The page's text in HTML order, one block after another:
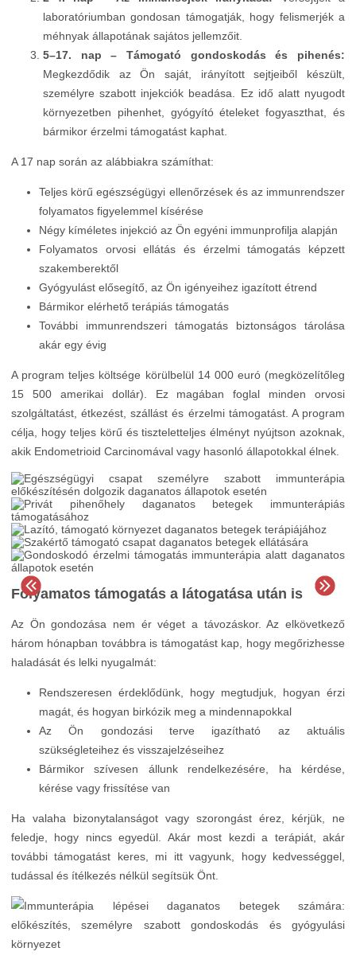
laboratóriumban gondosan támogatják, hogy felismerjék a
méhnyak állapotának sajátos jellemzőit.
5–17. nap – Támogató gondoskodás és pihenés:
Megkezdődik az Ön saját, irányított sejtjeiből készült,
személyre szabott injekciók beadása. Ez idő alatt nyugodt
környezetben pihenhet, gyógyító ételeket fogyaszthat, és
bármikor érzelmi támogatást kaphat.
A 17 nap során az alábbiakra számíthat:
Teljes körű egészségügyi ellenőrzések és az immunrendszer
folyamatos figyelemmel kísérése
Négy kíméletes injekció az Ön egyéni immunprofilja alapján
Folyamatos orvosi ellátás és érzelmi támogatás képzett
szakemberektől
Gyógyulást elősegítő, az Ön igényeihez igazított étrend
Bármikor elérhető terápiás támogatás
További immunrendszeri támogatás biztonságos tárolása
akár egy évig
A program teljes költsége körülbelül 14 000 euró (megközelítőleg
15 500 amerikai dollár). Ez magában foglal minden orvosi
szolgáltatást, étkezést, szállást és érzelmi támogatást. A program
célja, hogy teljes körű és tiszteletteljes élményt nyújtson azoknak,
akik Endometrioid Carcinomával vagy hasonló állapotokkal élnek.
Folyamatos támogatás a látogatása után is
Az Ön gondozása nem ér véget a távozáskor. Az elkövetkező
három hónapban továbbra is támogatást kap, hogy megőrizhesse
haladását és lelki nyugalmát:
Rendszeresen érdeklődünk, hogy megtudjuk, hogyan érzi
magát, és hogyan birkózik meg a mindennapokkal
Az Ön gondozási terve igazítható az aktuális
szükségleteihez és visszajelzéseihez
Bármikor szívesen állunk rendelkezésére, ha kérdése,
kérése vagy frissítése van
Ha valaha bizonytalanságot vagy szorongást érez, kérjük, ne
feledje, hogy nincs egyedül. Akár most kezdi a terápiát, akár
további támogatást keres, mi itt vagyunk, hogy kedvességgel,
tudással és ítélkezés nélkül segítsük Önt.